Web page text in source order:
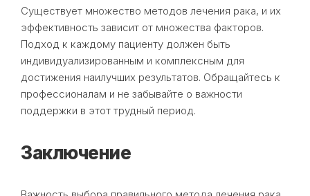
Существует множество методов лечения рака, и их
эффективность зависит от множества факторов.
Подход к каждому пациенту должен быть
индивидуализированным и комплексным для
достижения наилучших результатов. Обращайтесь к
профессионалам и не забывайте о важности
поддержки в этот трудный период.
Заключение